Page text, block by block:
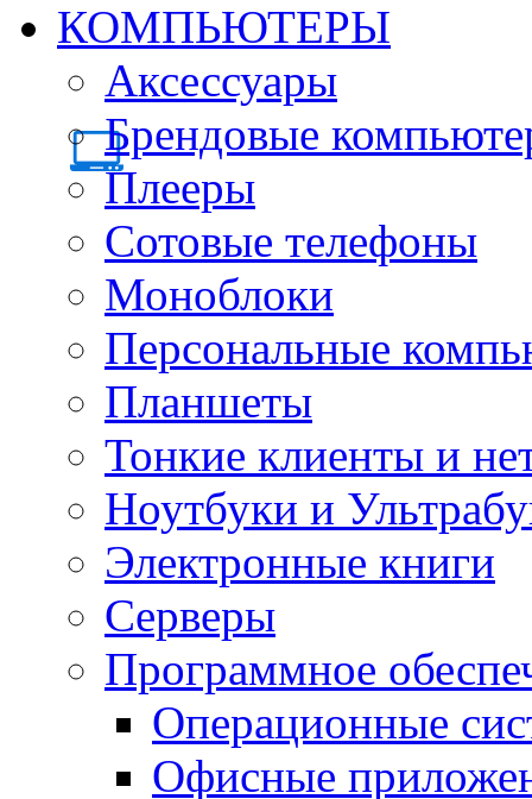
КОМПЬЮТЕРЫ
Аксессуары
Брендовые
Плееры
Сотовые телефоны
Моноблоки
Персональные
Планшеты
Тонкие клиенты и
Ноутбуки и
Электронные книги
Серверы
Программное
Операционные
Офисные